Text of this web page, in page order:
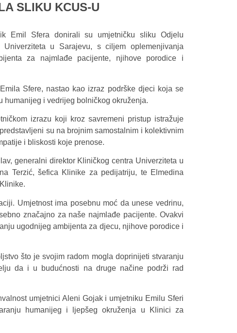
SLIKU KCUS-U
Emil Sfera donirali su umjetničku sliku Odjelu
u Sarajevu, s ciljem oplemenjivanja
za najmlađe pacijente, njihove porodice i
Sfere, nastao kao izraz podrške djeci koja se
humanijeg i vedrijeg bolničkog okruženja.
izrazu koji kroz savremeni pristup istražuje
su na brojnim samostalnim i kolektivnim
i bliskosti koje prenose.
generalni direktor Kliničkog centra Univerziteta u
Terzić, šefica Klinike za pedijatriju, te Elmedina
Umjetnost ima posebnu moć da unese vedrinu,
značajno za naše najmlađe pacijente. Ovakvi
ugodnijeg ambijenta za djecu, njihove porodice i
što je svojim radom mogla doprinijeti stvaranju
da i u budućnosti na druge načine podrži rad
umjetnici Aleni Gojak i umjetniku Emilu Sferi
humanijeg i ljepšeg okruženja u Klinici za